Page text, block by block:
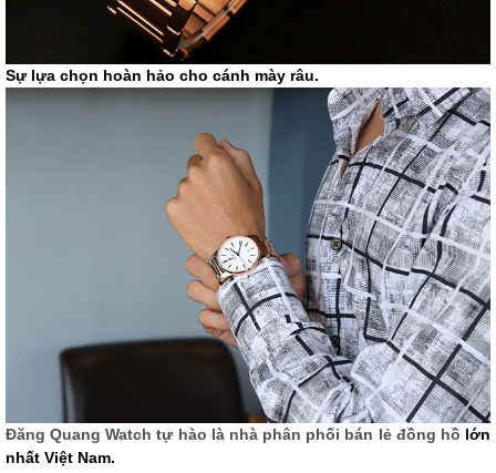
Sự lựa chọn hoàn hảo cho cánh mày râu.
Đăng Quang Watch tự hào là nhà phân phối bán lẻ đồng hồ lớn
nhất Việt Nam.